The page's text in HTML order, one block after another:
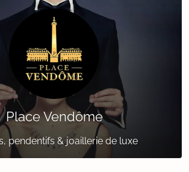
Place Vendôme
pendentifs & joaillerie de luxe